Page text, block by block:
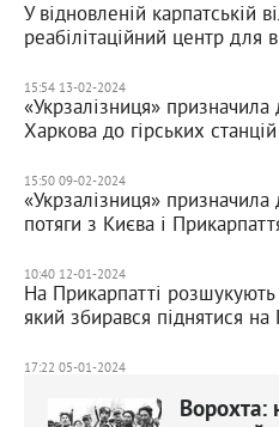
У відновленій карпатській
реабілітаційний центр для
15:54 13-02-2024
«Укрзалізниця» призначила
Харкова до гірських
15:50 09-02-2024
«Укрзалізниця» призначила
потяги з Києва і
10:40 12-01-2024
На Прикарпатті розшукують
який збирався піднятися на
17:22 05-01-2024
Ворохта: